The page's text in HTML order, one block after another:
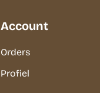
Account
Orders
Profiel